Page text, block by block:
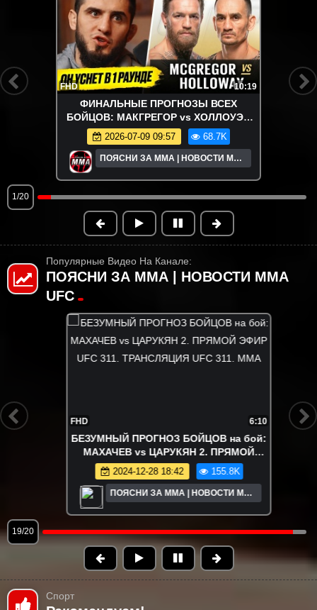
FHD 10:19
ФИНАЛЬНЫЕ ПРОГНОЗЫ ВСЕХ
БОЙЦОВ: МАКГРЕГОР vs ХОЛЛОУЭЙ
UFC 329. ХАБИБ, МАХАЧЕВ, ТОПУРИЯ.
НОВОСТИ ММА
2026-07-09 09:57 68.7K
ПОЯСНИ ЗА ММА | НОВОСТИ MMA
1/20
Популярные Видео На Канале:
ПОЯСНИ ЗА ММА | НОВОСТИ MMA
UFC
FHD 6:10
БЕЗУМНЫЙ ПРОГНОЗ БОЙЦОВ на бой:
МАХАЧЕВ vs ЦАРУКЯН 2. ПРЯМОЙ
ЭФИР UFC 311. ТРАНСЛЯЦИЯ UFC 311.
ММА
2024-12-28 18:42 155.8K
ПОЯСНИ ЗА ММА | НОВОСТИ MMA
19/20
Спорт